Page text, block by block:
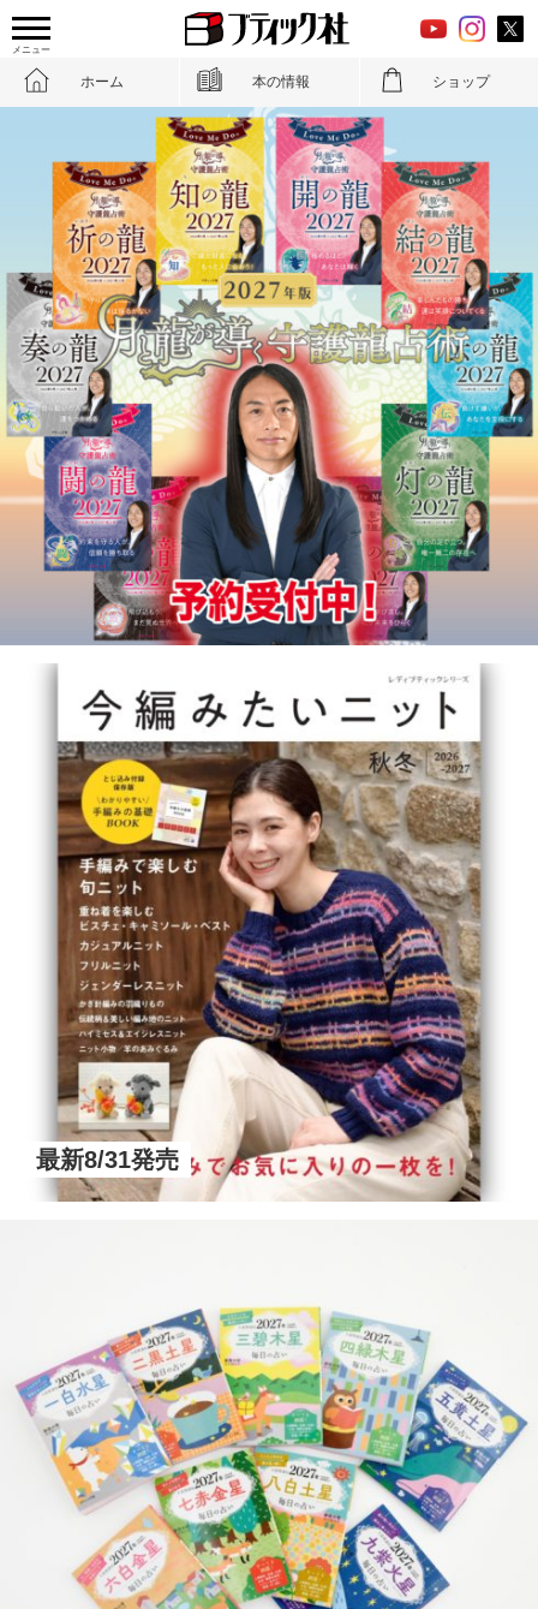
メニュー
ホーム 本の情報 ショップ
最新8/31発売